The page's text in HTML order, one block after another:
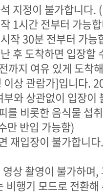
지정이 불가합니다.
1시간 전부터 가능
작 30분 전부터 가능
후 도착하면 입장할
까지 여유 있게 도착
이상 관람가]입니다.
와 상관없이 입장이
를 비롯한 음식물 섭
만 반입 가능함)
재입장이 불가합니
상 촬영이 불가하며
비행기 모드로 전환해